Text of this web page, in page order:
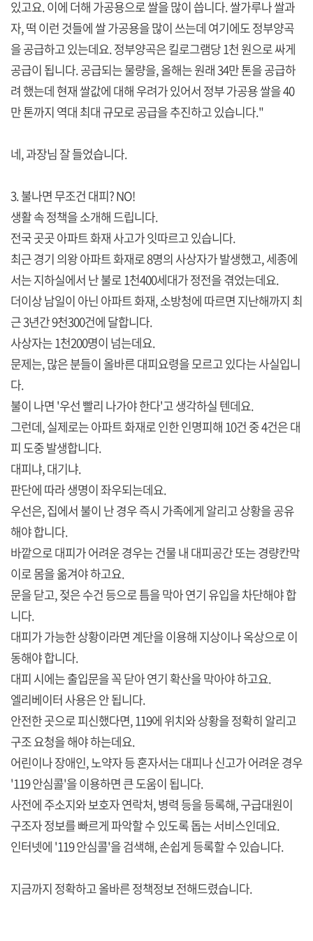
있고요. 이에 더해 가공용으로 쌀을 많이 씁니다. 쌀가루나 쌀과
자, 떡 이런 것들에 쌀 가공용을 많이 쓰는데 여기에도 정부양곡
을 공급하고 있는데요. 정부양곡은 킬로그램당 1천 원으로 싸게
공급이 됩니다. 공급되는 물량을, 올해는 원래 34만 톤을 공급하
려 했는데 현재 쌀값에 대해 우려가 있어서 정부 가공용 쌀을 40
만 톤까지 역대 최대 규모로 공급을 추진하고 있습니다."
네, 과장님 잘 들었습니다.
3. 불나면 무조건 대피? NO!
생활 속 정책을 소개해 드립니다.
전국 곳곳 아파트 화재 사고가 잇따르고 있습니다.
최근 경기 의왕 아파트 화재로 8명의 사상자가 발생했고, 세종에
서는 지하실에서 난 불로 1천400세대가 정전을 겪었는데요.
더이상 남일이 아닌 아파트 화재, 소방청에 따르면 지난해까지 최
근 3년간 9천300건에 달합니다.
사상자는 1천200명이 넘는데요.
문제는, 많은 분들이 올바른 대피요령을 모르고 있다는 사실입니
다.
불이 나면 '우선 빨리 나가야 한다'고 생각하실 텐데요.
그런데, 실제로는 아파트 화재로 인한 인명피해 10건 중 4건은 대
피 도중 발생합니다.
대피냐, 대기냐.
판단에 따라 생명이 좌우되는데요.
우선은, 집에서 불이 난 경우 즉시 가족에게 알리고 상황을 공유
해야 합니다.
바깥으로 대피가 어려운 경우는 건물 내 대피공간 또는 경량칸막
이로 몸을 옮겨야 하고요.
문을 닫고, 젖은 수건 등으로 틈을 막아 연기 유입을 차단해야 합
니다.
대피가 가능한 상황이라면 계단을 이용해 지상이나 옥상으로 이
동해야 합니다.
대피 시에는 출입문을 꼭 닫아 연기 확산을 막아야 하고요.
엘리베이터 사용은 안 됩니다.
안전한 곳으로 피신했다면, 119에 위치와 상황을 정확히 알리고
구조 요청을 해야 하는데요.
어린이나 장애인, 노약자 등 혼자서는 대피나 신고가 어려운 경우
'119 안심콜'을 이용하면 큰 도움이 됩니다.
사전에 주소지와 보호자 연락처, 병력 등을 등록해, 구급대원이
구조자 정보를 빠르게 파악할 수 있도록 돕는 서비스인데요.
인터넷에 '119 안심콜'을 검색해, 손쉽게 등록할 수 있습니다.
지금까지 정확하고 올바른 정책정보 전해드렸습니다.